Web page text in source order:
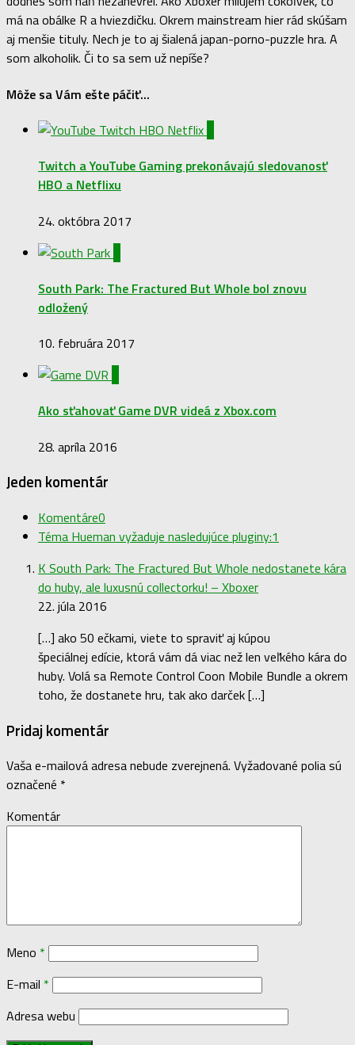
má na obálke R a hviezdičku. Okrem mainstream hier rád skúšam
aj menšie tituly. Nech je to aj šialená japan-porno-puzzle hra. A
som alkoholik. Či to sa sem už nepíše?
Môže sa Vám ešte páčiť...
Twitch a YouTube Gaming prekonávajú sledovanosť
HBO a Netflixu
24. októbra 2017
South Park: The Fractured But Whole bol znovu
odložený
10. februára 2017
Ako sťahovať Game DVR videá z Xbox.com
28. apríla 2016
Jeden komentár
Komentáre0
Téma Hueman vyžaduje nasledujúce pluginy:1
K South Park: The Fractured But Whole nedostanete kára
do huby, ale luxusnú collectorku! – Xboxer
22. júla 2016
[…] ako 50 ečkami, viete to spraviť aj kúpou
špeciálnej edície, ktorá vám dá viac než len veľkého kára do
huby. Volá sa Remote Control Coon Mobile Bundle a okrem
toho, že dostanete hru, tak ako darček […]
Pridaj komentár
Vaša e-mailová adresa nebude zverejnená. Vyžadované polia sú
označené *
Komentár
Meno *
E-mail *
Adresa webu